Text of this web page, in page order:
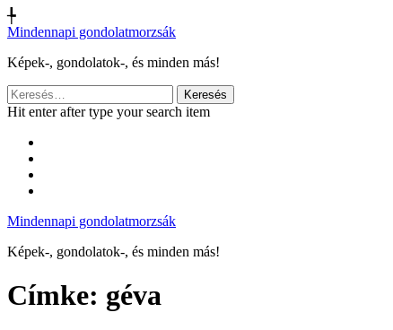
╄
Mindennapi gondolatmorzsák
Képek-, gondolatok-, és minden más!
Keresés:
Hit enter after type your search item
Mindennapi gondolatmorzsák
Képek-, gondolatok-, és minden más!
Címke: géva